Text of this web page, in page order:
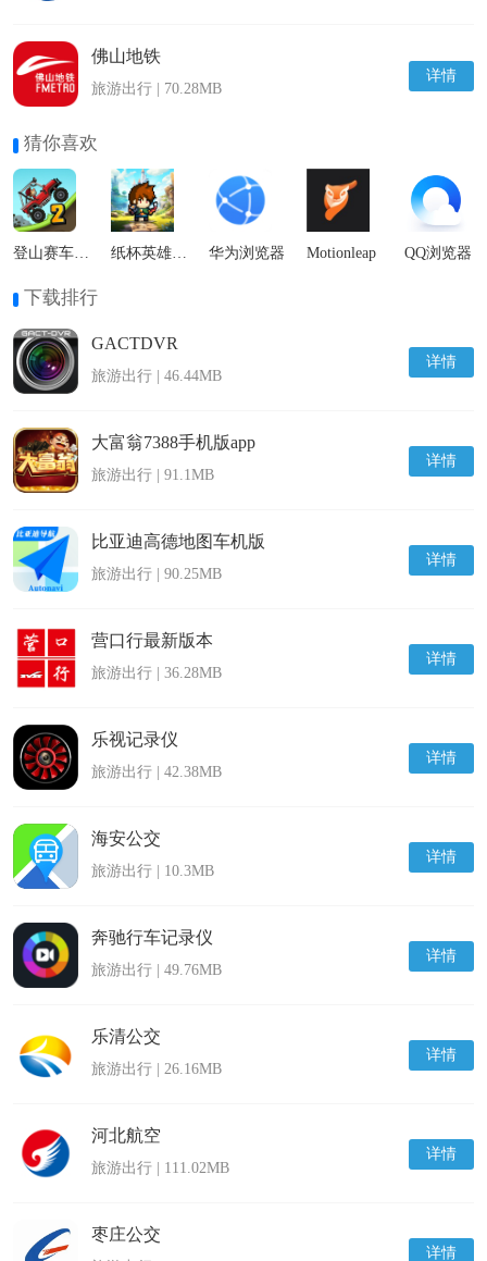
详情
佛山地铁
旅游出行 | 70.28MB
猜你喜欢
华为浏览器 Motionleap QQ浏览器
下载排行
详情
GACTDVR
旅游出行 | 46.44MB
详情
大富翁7388手机版app
旅游出行 | 91.1MB
详情
比亚迪高德地图车机版
旅游出行 | 90.25MB
详情
营口行最新版本
旅游出行 | 36.28MB
详情
乐视记录仪
旅游出行 | 42.38MB
详情
海安公交
旅游出行 | 10.3MB
详情
奔驰行车记录仪
旅游出行 | 49.76MB
详情
乐清公交
旅游出行 | 26.16MB
详情
河北航空
旅游出行 | 111.02MB
详情
枣庄公交